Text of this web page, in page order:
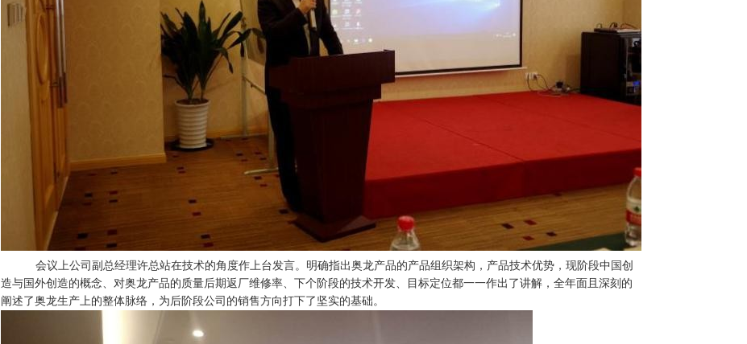
会议上公司副总经理许总站在技术的角度作上台发言。明确指出奥龙产品的产品组织架构，产品技术优势，现阶段中国创
造与国外创造的概念、对奥龙产品的质量后期返厂维修率、下个阶段的技术开发、目标定位都一一作出了讲解，全年面且深刻的
阐述了奥龙生产上的整体脉络，为后阶段公司的销售方向打下了坚实的基础。